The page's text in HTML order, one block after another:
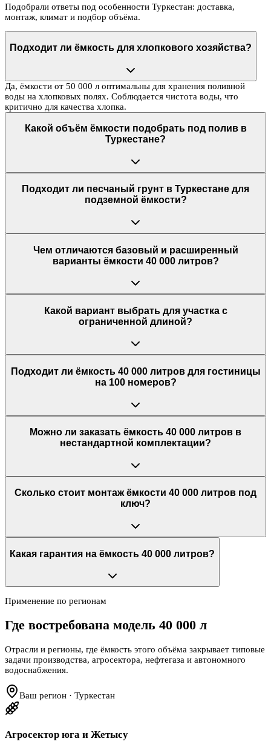
Подобрали ответы под особенности Туркестан: доставка,
монтаж, климат и подбор объёма.
Подходит ли ёмкость для хлопкового хозяйства?
Да, ёмкости от 50 000 л оптимальны для хранения поливной
воды на хлопковых полях. Соблюдается чистота воды, что
критично для качества хлопка.
Какой объём ёмкости подобрать под полив в
Туркестане?
Подходит ли песчаный грунт в Туркестане для
подземной ёмкости?
Чем отличаются базовый и расширенный
варианты ёмкости 40 000 литров?
Какой вариант выбрать для участка с
ограниченной длиной?
Подходит ли ёмкость 40 000 литров для гостиницы
на 100 номеров?
Можно ли заказать ёмкость 40 000 литров в
нестандартной комплектации?
Сколько стоит монтаж ёмкости 40 000 литров под
ключ?
Какая гарантия на ёмкость 40 000 литров?
Применение по регионам
Где востребована модель 40 000 л
Отрасли и регионы, где ёмкость этого объёма закрывает типовые
задачи производства, агросектора, нефтегаза и автономного
водоснабжения.
Ваш регион · Туркестан
Агросектор юга и Жетысу